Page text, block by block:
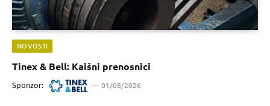
NOVOSTI
Tinex & Bell: Kaišni prenosnici
Sponzor: 01/08/2026